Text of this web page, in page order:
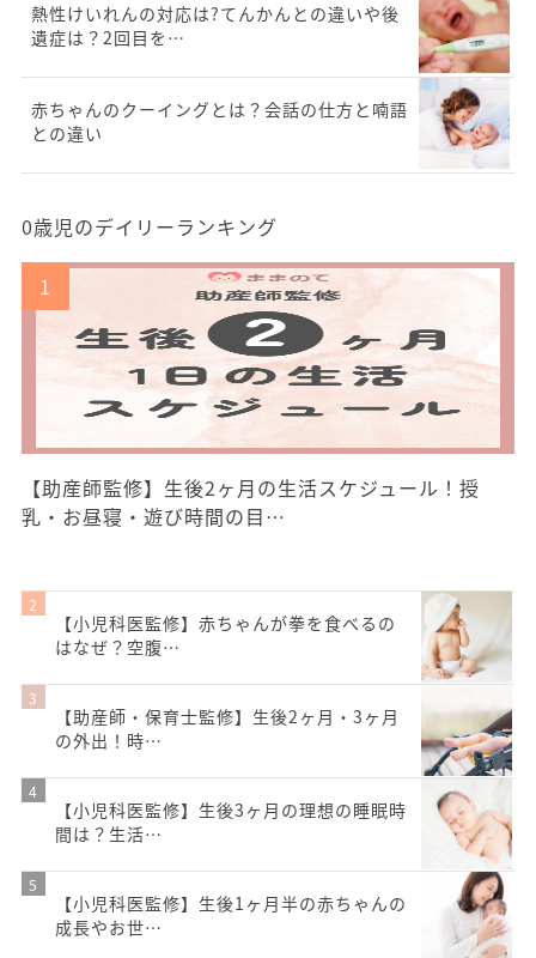
熱性けいれんの対応は?てんかんとの違いや後
遺症は？2回目を…
赤ちゃんのクーイングとは？会話の仕方と喃語
との違い
0歳児のデイリーランキング
【助産師監修】生後2ヶ月の生活スケジュール！授
乳・お昼寝・遊び時間の目…
【小児科医監修】赤ちゃんが拳を食べるの
はなぜ？空腹…
【助産師・保育士監修】生後2ヶ月・3ヶ月
の外出！時…
【小児科医監修】生後3ヶ月の理想の睡眠時
間は？生活…
【小児科医監修】生後1ヶ月半の赤ちゃんの
成長やお世…